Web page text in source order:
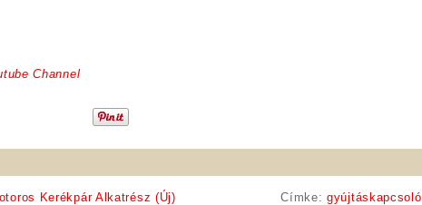
Channel
Kerékpár Alkatrész (Új) Címke:gyújtáskapcsoló